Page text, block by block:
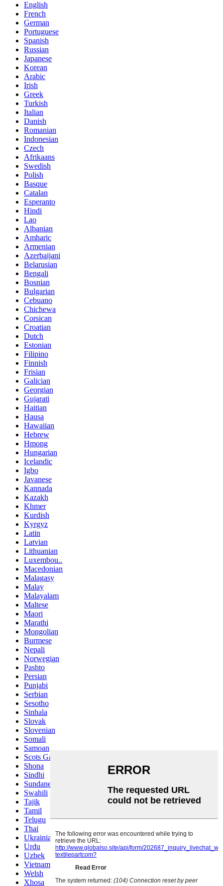
English
French
German
Portuguese
Spanish
Russian
Japanese
Korean
Arabic
Irish
Greek
Turkish
Italian
Danish
Romanian
Indonesian
Czech
Afrikaans
Swedish
Polish
Basque
Catalan
Esperanto
Hindi
Lao
Albanian
Amharic
Armenian
Azerbaijani
Belarusian
Bengali
Bosnian
Bulgarian
Cebuano
Chichewa
Corsican
Croatian
Dutch
Estonian
Filipino
Finnish
Frisian
Galician
Georgian
Gujarati
Haitian
Hausa
Hawaiian
Hebrew
Hmong
Hungarian
Icelandic
Igbo
Javanese
Kannada
Kazakh
Khmer
Kurdish
Kyrgyz
Latin
Latvian
Lithuanian
Luxembou..
Macedonian
Malagasy
Malay
Malayalam
Maltese
Maori
Marathi
Mongolian
Burmese
Nepali
Norwegian
Pashto
Persian
Punjabi
Serbian
Sesotho
Sinhala
Slovak
Slovenian
Somali
Samoan
Scots Gaelic
Shona
Sindhi
Sundanese
Swahili
Tajik
Tamil
Telugu
Thai
Ukrainian
Urdu
Uzbek
Vietnamese
Welsh
Xhosa